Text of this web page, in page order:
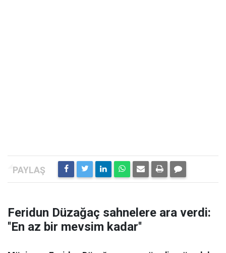
Feridun Düzağaç sahnelere ara verdi:
''En az bir mevsim kadar''